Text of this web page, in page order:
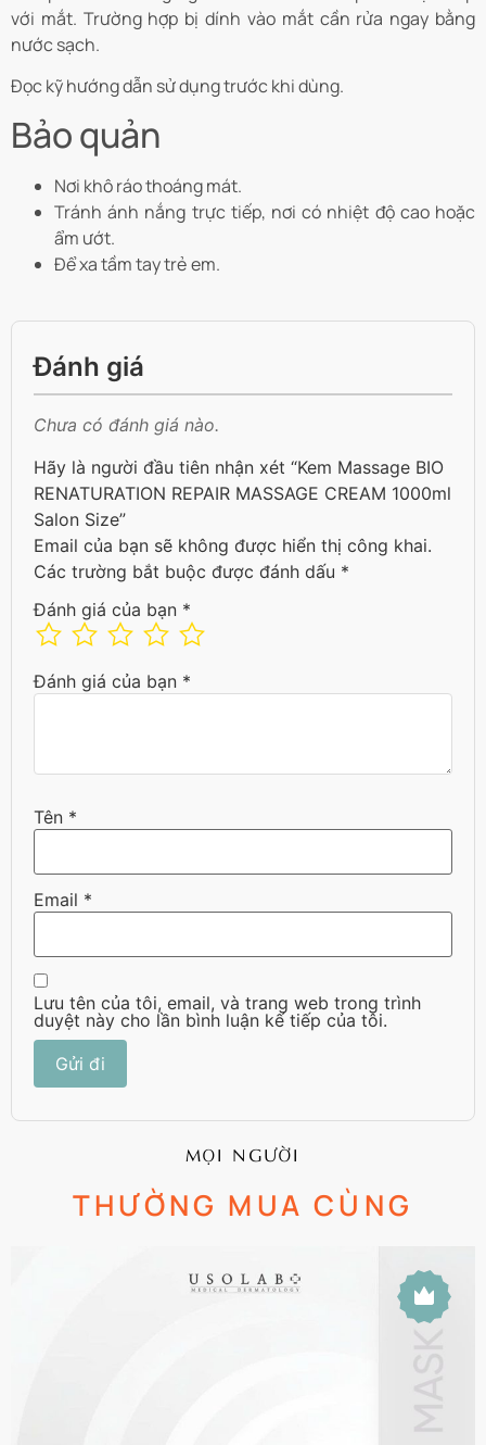
với mắt. Trường hợp bị dính vào mắt cần rửa ngay bằng
nước sạch.
Đọc kỹ hướng dẫn sử dụng trước khi dùng.
Bảo quản
Nơi khô ráo thoáng mát.
Tránh ánh nắng trực tiếp, nơi có nhiệt độ cao hoặc
ẩm ướt.
Để xa tầm tay trẻ em.
Đánh giá
Chưa có đánh giá nào.
Hãy là người đầu tiên nhận xét “Kem Massage BIO
RENATURATION REPAIR MASSAGE CREAM 1000ml
Salon Size”
Email của bạn sẽ không được hiển thị công khai.
Các trường bắt buộc được đánh dấu *
Đánh giá của bạn *
Đánh giá của bạn *
Tên *
Email *
Lưu tên của tôi, email, và trang web trong trình
duyệt này cho lần bình luận kế tiếp của tôi.
MỌI NGƯỜI
THƯỜNG MUA CÙNG